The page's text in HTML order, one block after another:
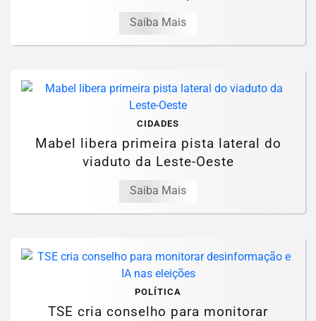
Saiba Mais
CIDADES
Mabel libera primeira pista lateral do
viaduto da Leste-Oeste
Saiba Mais
POLÍTICA
TSE cria conselho para monitorar